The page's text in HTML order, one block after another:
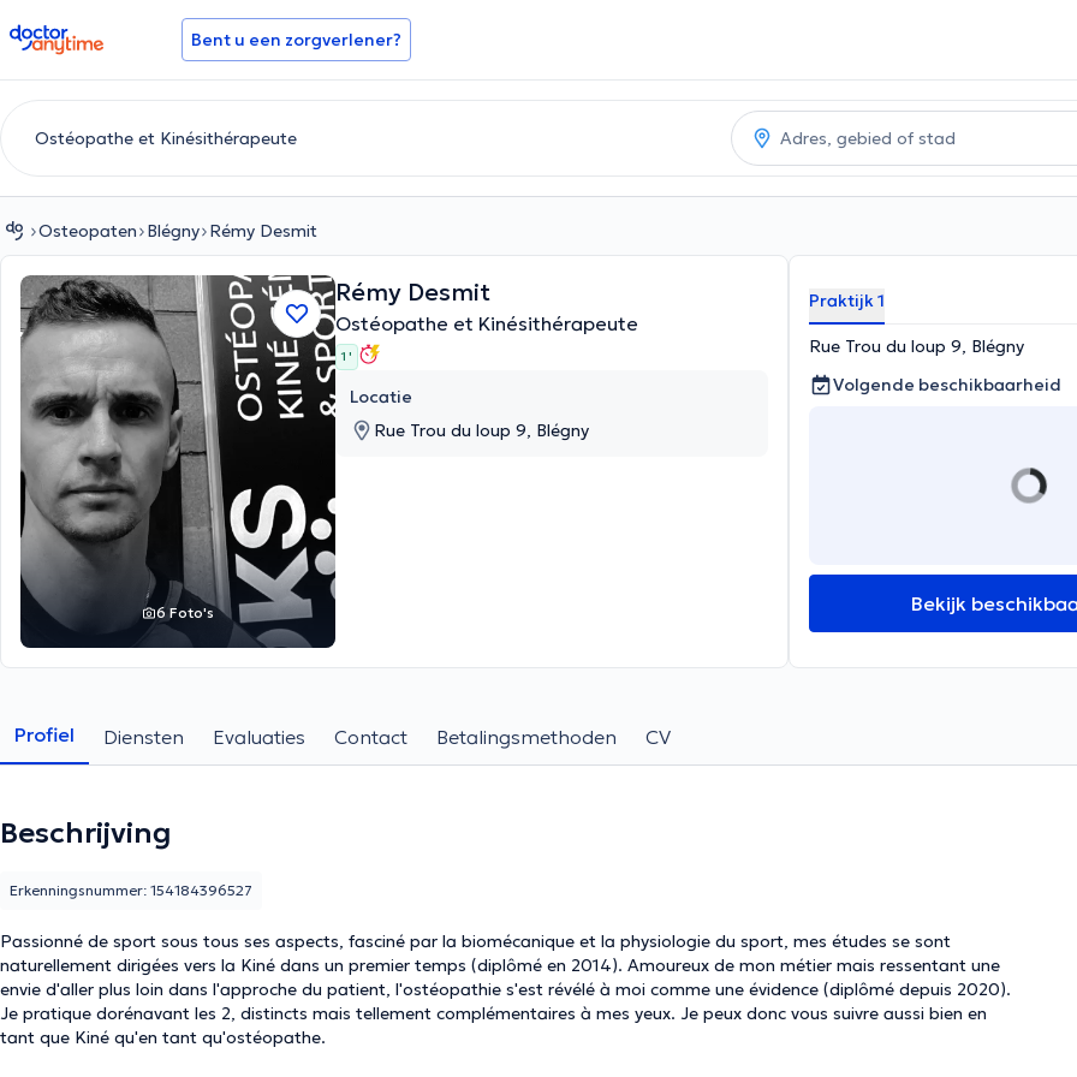
doctoranytime Bent u een zorgverlener?
Osteopaten Blégny Rémy Desmit
6 Foto's
Rémy Desmit
Ostéopathe et Kinésithérapeute
1 '
Locatie
Rue Trou du loup 9, Blégny
Praktijk 1
Rue Trou du loup 9, Blégny
Volgende beschikbaarheid
Bekijk
Profiel Diensten Evaluaties Contact Betalingsmethoden CV
Beschrijving
Passionné de sport sous tous ses aspects, fasciné par la biomécanique et la physiologie du sport, mes études se sont
naturellement dirigées vers la Kiné dans un premier temps (diplômé en 2014). Amoureux de mon métier mais ressentant une
envie d'aller plus loin dans l'approche du patient, l'ostéopathie s'est révélé à moi comme une évidence (diplômé depuis 2020).
Je pratique dorénavant les 2, distincts mais tellement complémentaires à mes yeux. Je peux donc vous suivre aussi bien en
tant que Kiné qu'en tant qu'ostéopathe.
Erkenningsnummer: 154184396527